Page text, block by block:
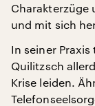
Charakterzüge
und mit sich
In seiner
Quilitzsch
Krise leiden.